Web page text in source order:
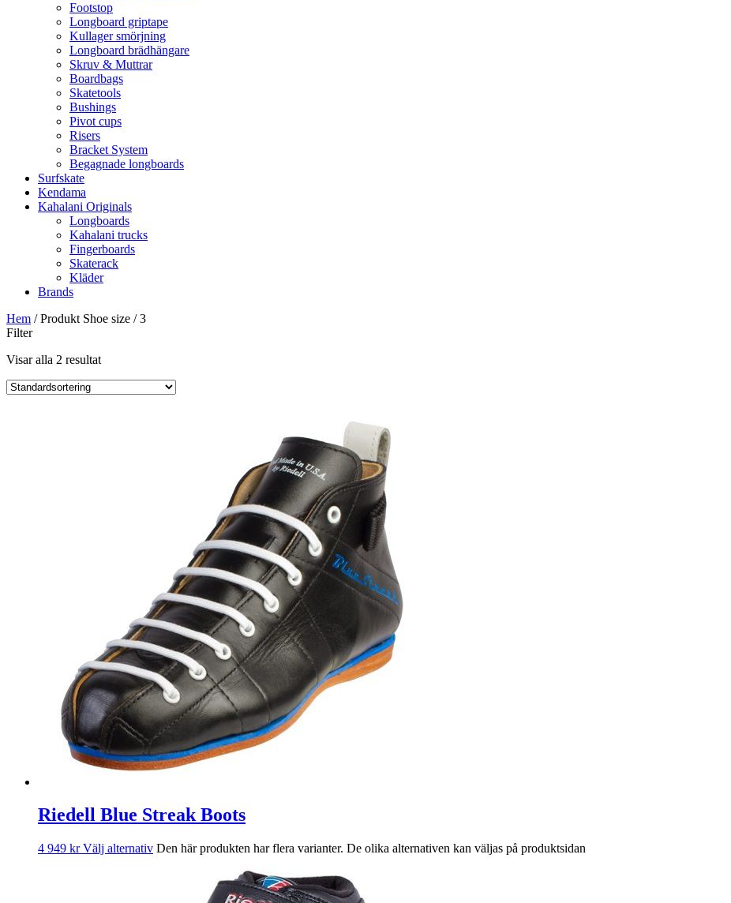
Footstop
Longboard griptape
Kullager smörjning
Longboard brädhängare
Skruv & Muttrar
Boardbags
Skatetools
Bushings
Pivot cups
Risers
Bracket System
Begagnade longboards
Surfskate
Kendama
Kahalani Originals
Longboards
Kahalani trucks
Fingerboards
Skaterack
Kläder
Brands
Hem / Produkt Shoe size / 3
Filter
Visar alla 2 resultat
Riedell Blue Streak Boots
4 949 kr Välj alternativ Den här produkten har flera varianter. De olika alternativen kan väljas på produktsidan